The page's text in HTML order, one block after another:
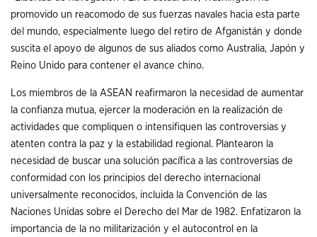
promovido un reacomodo de sus fuerzas navales hacia esta parte
del mundo, especialmente luego del retiro de Afganistán y donde
suscita el apoyo de algunos de sus aliados como Australia, Japón y
Reino Unido para contener el avance chino.
Los miembros de la ASEAN reafirmaron la necesidad de aumentar
la confianza mutua, ejercer la moderación en la realización de
actividades que compliquen o intensifiquen las controversias y
atenten contra la paz y la estabilidad regional. Plantearon la
necesidad de buscar una solución pacífica a las controversias de
conformidad con los principios del derecho internacional
universalmente reconocidos, incluida la Convención de las
Naciones Unidas sobre el Derecho del Mar de 1982. Enfatizaron la
importancia de la no militarización y el autocontrol en la